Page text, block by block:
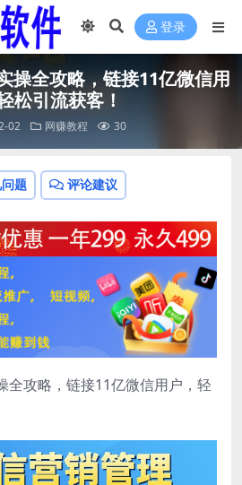
登录
操全攻略，链接11亿微信用
松引流获客！
02 网赚教程 30
题 评论建议
全攻略，链接11亿微信用户，轻